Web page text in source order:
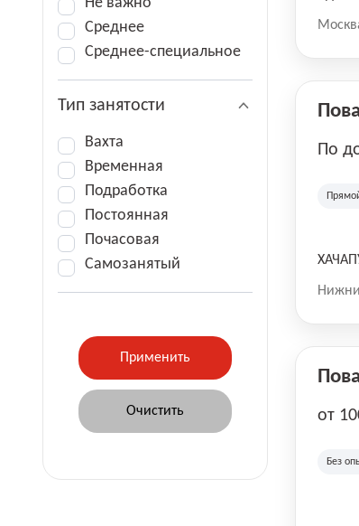
Среднее
Среднее-специальное
Тип занятости
Вахта
Временная
Подработка
Постоянная
Почасовая
Самозанятый
По
от
Без